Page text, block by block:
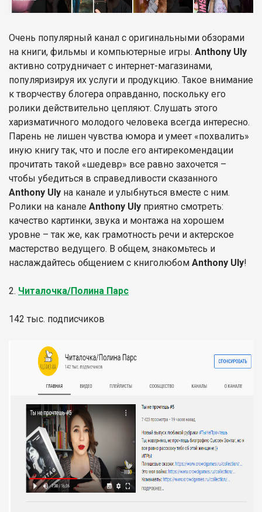
Очень популярный канал с оригинальными обзорами
на книги, фильмы и компьютерные игры. Anthony Uly
активно сотрудничает с интернет-магазинами,
популяризируя их услуги и продукцию. Такое внимание
к творчеству блогера оправданно, поскольку его
ролики действительно цепляют. Слушать этого
харизматичного молодого человека всегда интересно.
Парень не лишен чувства юмора и умеет «похвалить»
иную книгу так, что и после его антирекомендации
прочитать такой «шедевр» все равно захочется –
чтобы убедиться в справедливости сказанного
Anthony Uly на канале и улыбнуться вместе с ним.
Ролики на канале Anthony Uly приятно смотреть:
качество картинки, звука и монтажа на хорошем
уровне – так же, как грамотность речи и актерское
мастерство ведущего. В общем, знакомьтесь и
наслаждайтесь общением с книголюбом Anthony Uly!
2. Читалочка/Полина Парс
142 тыс. подписчиков